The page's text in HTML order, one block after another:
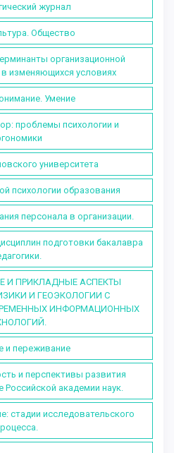
журнал
Общество
организационной
изменяющихся условиях
Умение
проблемы психологии и
университета
психологии образования
персонала в организации.
подготовки бакалавра
И ПРИКЛАДНЫЕ АСПЕКТЫ
И ГЕОЭКОЛОГИИ С
ИНФОРМАЦИОННЫХ
и переживание
и перспективы развития
Российской академии наук.
стадии исследовательского